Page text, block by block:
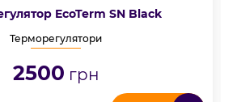
EcoTerm SN Black
Терморегулятори
2500 грн